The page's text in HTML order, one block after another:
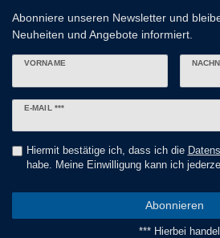
Abonniere unseren Newsletter und
Neuheiten und Angebote informiert.
VORNAME
E-MAIL ***
Newsletter
Hiermit bestätige ich, dass ich die
habe. Meine Einwilligung kann ich
Abonnieren
*** Hierbei